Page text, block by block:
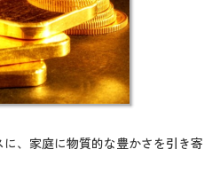
、家庭に物質的な豊かさを引き寄